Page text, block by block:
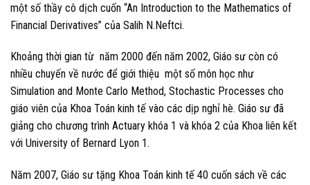
một số thầy cô dịch cuốn “An Introduction to the Mathematics of
Financial Derivatives” của Salih N.Neftci.
Khoảng thời gian từ năm 2000 đến năm 2002, Giáo sư còn có
nhiều chuyến về nước để giới thiệu một số môn học như
Simulation and Monte Carlo Method, Stochastic Processes cho
giáo viên của Khoa Toán kinh tế vào các dịp nghỉ hè. Giáo sư đã
giảng cho chương trình Actuary khóa 1 và khóa 2 của Khoa liên kết
với University of Bernard Lyon 1.
Năm 2007, Giáo sư tặng Khoa Toán kinh tế 40 cuốn sách về các